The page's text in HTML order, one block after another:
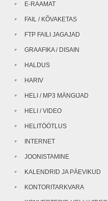
E-RAAMAT
FAIL / KÕVAKETAS
FTP FAILI JAGAJAD
GRAAFIKA / DISAIN
HALDUS
HARIV
HELI / MP3 MÄNGIJAD
HELI / VIDEO
HELITÖÖTLUS
INTERNET
JOONISTAMINE
KALENDRID JA PÄEVIKUD
KONTORITARKVARA